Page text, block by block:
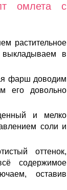
омлета с
растительное
в
фарш доводим
его довольно
и мелко
соли и
оттенок,
содержимое
оставив